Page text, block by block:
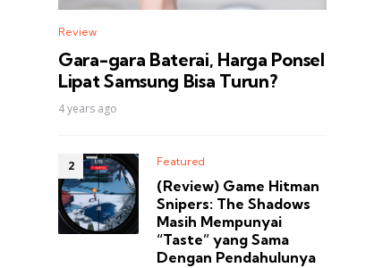
Review
Gara-gara Baterai, Harga Ponsel
Lipat Samsung Bisa Turun?
4 years ago
Featured
(Review) Game Hitman
Snipers: The Shadows
Masih Mempunyai
“Taste” yang Sama
Dengan Pendahulunya